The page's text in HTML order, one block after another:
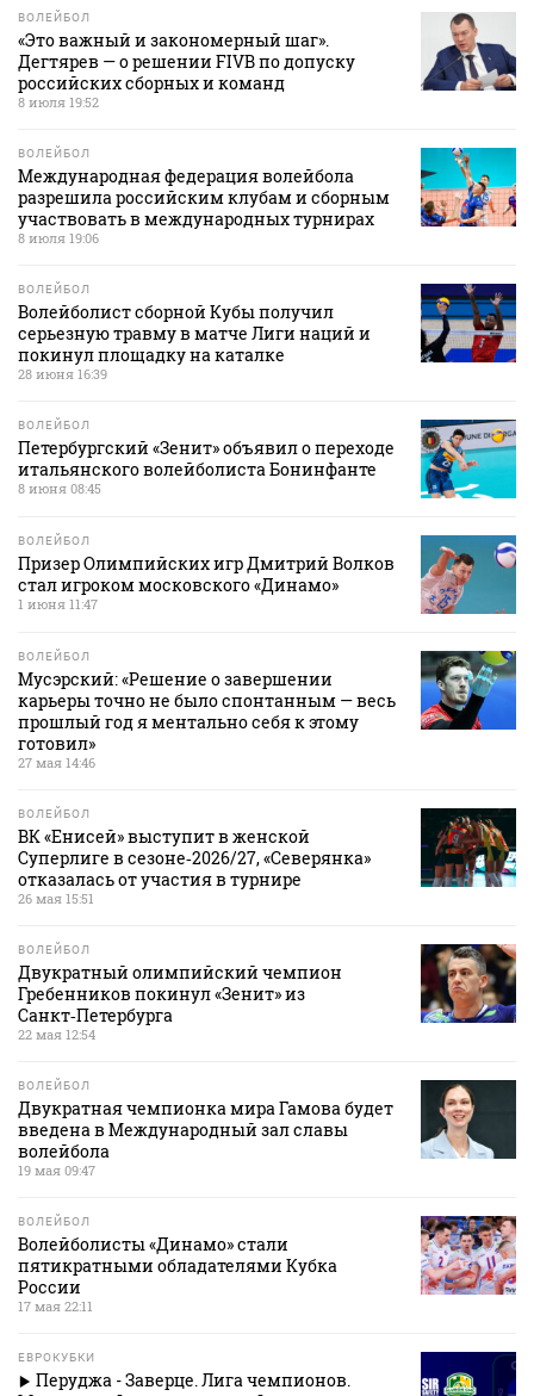
ВОЛЕЙБОЛ
«Это важный и закономерный шаг».
Дегтярев — о решении FIVB по допуску
российских сборных и команд
8 июля 19:52
ВОЛЕЙБОЛ
Международная федерация волейбола
разрешила российским клубам и сборным
участвовать в международных турнирах
8 июля 19:06
ВОЛЕЙБОЛ
Волейболист сборной Кубы получил
серьезную травму в матче Лиги наций и
покинул площадку на каталке
28 июня 16:39
ВОЛЕЙБОЛ
Петербургский «Зенит» объявил о переходе
итальянского волейболиста Бонинфанте
8 июня 08:45
ВОЛЕЙБОЛ
Призер Олимпийских игр Дмитрий Волков
стал игроком московского «Динамо»
1 июня 11:47
ВОЛЕЙБОЛ
Мусэрский: «Решение о завершении
карьеры точно не было спонтанным — весь
прошлый год я ментально себя к этому
готовил»
27 мая 14:46
ВОЛЕЙБОЛ
ВК «Енисей» выступит в женской
Суперлиге в сезоне‑2026/27, «Северянка»
отказалась от участия в турнире
26 мая 15:51
ВОЛЕЙБОЛ
Двукратный олимпийский чемпион
Гребенников покинул «Зенит» из
Санкт‑Петербурга
22 мая 12:54
ВОЛЕЙБОЛ
Двукратная чемпионка мира Гамова будет
введена в Международный зал славы
волейбола
19 мая 09:47
ВОЛЕЙБОЛ
Волейболисты «Динамо» стали
пятикратными обладателями Кубка
России
17 мая 22:11
ЕВРОКУБКИ
Перуджа - Заверце. Лига чемпионов.